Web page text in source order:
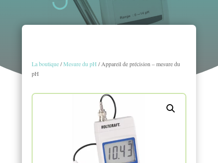
La boutique/Mesure du pH / Appareil de précision – mesure du
pH